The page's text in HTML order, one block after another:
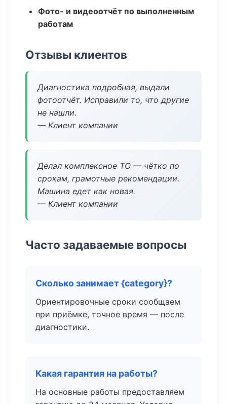
Фото- и видеоотчёт по выполненным
работам
Отзывы клиентов
Диагностика подробная, выдали
фотоотчёт. Исправили то, что другие
не нашли.
— Клиент компании
Делал комплексное ТО — чётко по
срокам, грамотные рекомендации.
Машина едет как новая.
— Клиент компании
Часто задаваемые вопросы
Сколько занимает {category}?
Ориентировочные сроки сообщаем
при приёмке, точное время — после
диагностики.
Какая гарантия на работы?
На основные работы предоставляем